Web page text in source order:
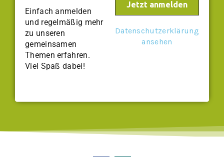
Einfach anmelden
und regelmäßig mehr
zu unseren
gemeinsamen
Themen erfahren.
Viel Spaß dabei!
Datenschutzerklärung
ansehen